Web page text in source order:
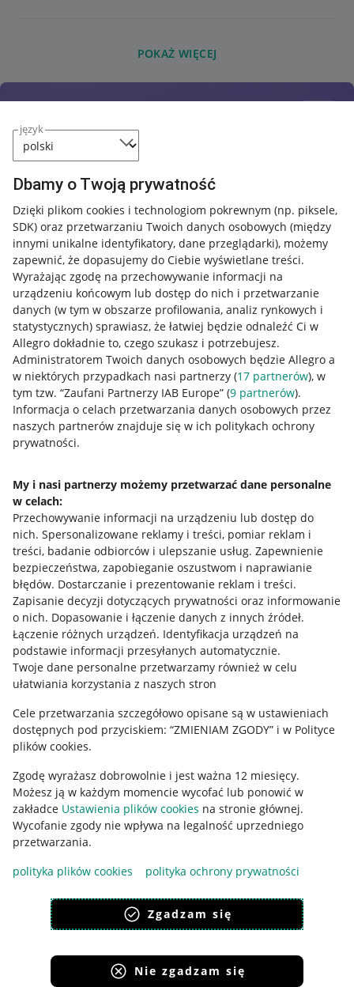
język
Dbamy o Twoją prywatność
Dzięki plikom cookies i technologiom pokrewnym (np. piksele,
SDK) oraz przetwarzaniu Twoich danych osobowych (między
innymi unikalne identyfikatory, dane przeglądarki), możemy
zapewnić, że dopasujemy do Ciebie wyświetlane treści.
Wyrażając zgodę na przechowywanie informacji na
urządzeniu końcowym lub dostęp do nich i przetwarzanie
danych (w tym w obszarze profilowania, analiz rynkowych i
statystycznych) sprawiasz, że łatwiej będzie odnaleźć Ci w
Allegro dokładnie to, czego szukasz i potrzebujesz.
Administratorem Twoich danych osobowych będzie Allegro a
w niektórych przypadkach nasi partnerzy (17 partnerów), w
tym tzw. “Zaufani Partnerzy IAB Europe” (9 partnerów).
Informacja o celach przetwarzania danych osobowych przez
naszych partnerów znajduje się w ich politykach ochrony
prywatności.
My i nasi partnerzy możemy przetwarzać dane personalne
w celach:
Przechowywanie informacji na urządzeniu lub dostęp do
nich. Spersonalizowane reklamy i treści, pomiar reklam i
treści, badanie odbiorców i ulepszanie usług. Zapewnienie
bezpieczeństwa, zapobieganie oszustwom i naprawianie
błędów. Dostarczanie i prezentowanie reklam i treści.
Zapisanie decyzji dotyczących prywatności oraz informowanie
o nich. Dopasowanie i łączenie danych z innych źródeł.
Łączenie różnych urządzeń. Identyfikacja urządzeń na
podstawie informacji przesyłanych automatycznie.
Twoje dane personalne przetwarzamy również w celu
ułatwiania korzystania z naszych stron
Cele przetwarzania szczegółowo opisane są w ustawieniach
dostępnych pod przyciskiem: “ZMIENIAM ZGODY” i w Polityce
plików cookies.
Zgodę wyrażasz dobrowolnie i jest ważna 12 miesięcy.
Możesz ją w każdym momencie wycofać lub ponowić w
zakładce Ustawienia plików cookies na stronie głównej.
Wycofanie zgody nie wpływa na legalność uprzedniego
przetwarzania.
polityka plików cookies
polityka ochrony prywatności
Zgadzam się
Nie zgadzam się
POKAŻ WIĘCEJ
Przydatne informacje
Jak to działa
Allegro Gadane dla sprzedających
Allegro Gadane dla kupujących
Mapa miejscowości
Informacje prawne
Regulamin
Polityka plików "cookies"
Ustawienia plików "cookies"
Udostępnianie lokalizacji
Informacje dla Aktu o Usługach Cyfrowych
Pobierz aplikację
Korzystanie z serwisu oznacza akceptacjęregulaminu